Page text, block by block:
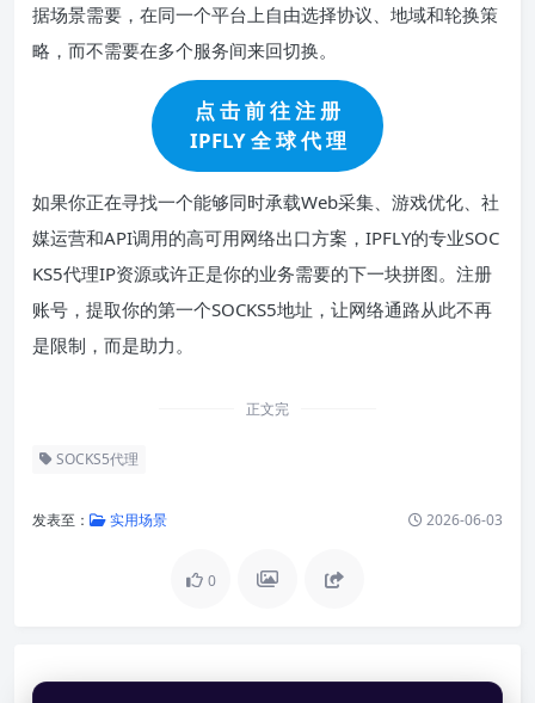
据场景需要，在同一个平台上自由选择协议、地域和轮换策
略，而不需要在多个服务间来回切换。
点 击 前 往 注 册
IPFLY 全 球 代 理
如果你正在寻找一个能够同时承载Web采集、游戏优化、社
媒运营和API调用的高可用网络出口方案，IPFLY的专业SOC
KS5代理IP资源或许正是你的业务需要的下一块拼图。注册
账号，提取你的第一个SOCKS5地址，让网络通路从此不再
是限制，而是助力。
正文完
SOCKS5代理
发表至： 实用场景 2026-06-03
0